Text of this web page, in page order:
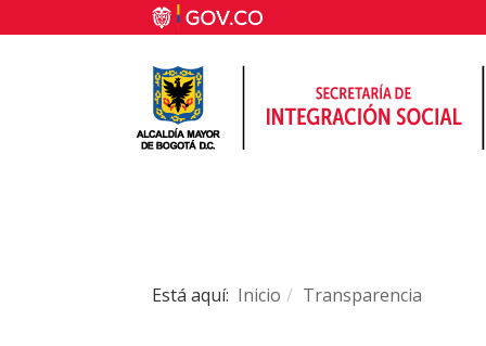
Está aquí: Inicio Transparencia